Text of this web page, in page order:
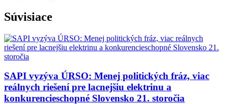
Súvisiace
SAPI vyzýva ÚRSO: Menej politických fráz, viac
reálnych riešení pre lacnejšiu elektrinu a
konkurencieschopné Slovensko 21. storočia